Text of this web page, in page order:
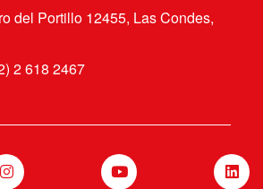
del Portillo 12455, Las Condes,
2 618 2467